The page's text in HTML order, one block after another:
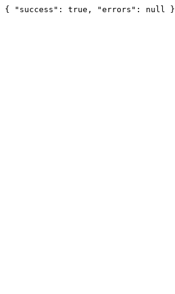
{ "success": true, "errors": null }